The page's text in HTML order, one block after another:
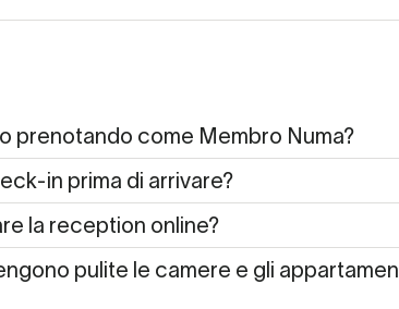
prenotando come Membro Numa?
in prima di arrivare?
la reception online?
pulite le camere e gli